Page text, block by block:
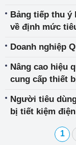
Bảng tiếp thu ý
về định mức
ngành nhựa
Doanh nghiệp
Nâng cao hiệu
cung cấp thiết
Người tiêu
bị tiết kiệm điện
1